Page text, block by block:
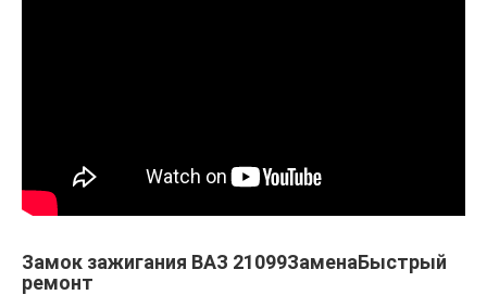
Замок зажигания ВАЗ 21099ЗаменаБыстрый
ремонт